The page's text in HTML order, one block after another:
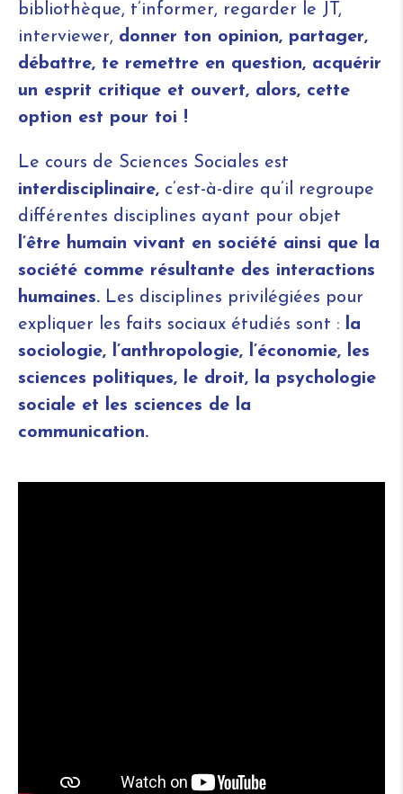
bibliothèque, t’informer, regarder le JT,
interviewer, donner ton opinion, partager,
débattre, te remettre en question, acquérir
un esprit critique et ouvert, alors, cette
option est pour toi !
Le cours de Sciences Sociales est
interdisciplinaire, c’est-à-dire qu’il regroupe
différentes disciplines ayant pour objet
l’être humain vivant en société ainsi que la
société comme résultante des interactions
humaines. Les disciplines privilégiées pour
expliquer les faits sociaux étudiés sont : la
sociologie, l’anthropologie, l’économie, les
sciences politiques, le droit, la psychologie
sociale et les sciences de la
communication.